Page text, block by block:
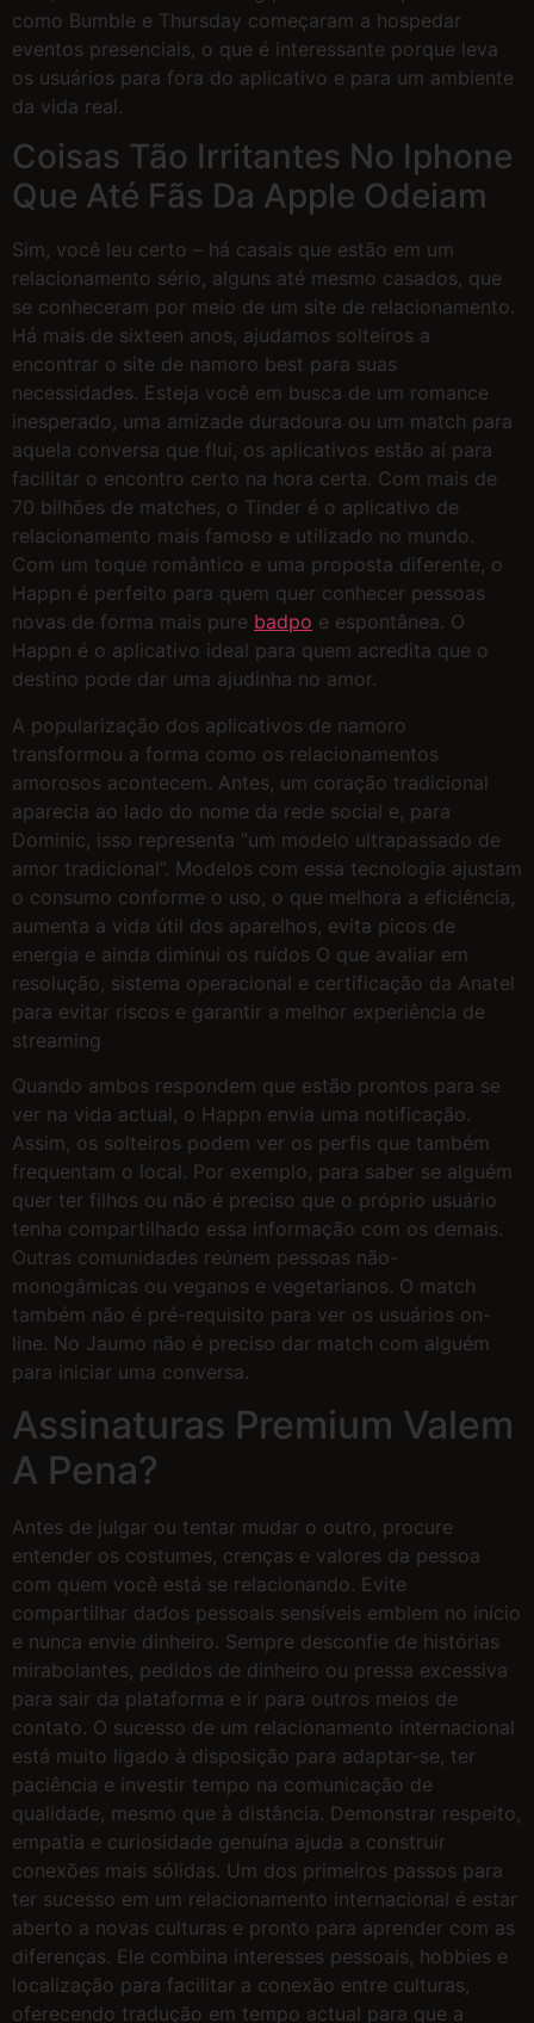
como Bumble e Thursday começaram a hospedar
eventos presenciais, o que é interessante porque leva
os usuários para fora do aplicativo e para um ambiente
da vida real.
Coisas Tão Irritantes No Iphone
Que Até Fãs Da Apple Odeiam
Sim, você leu certo – há casais que estão em um
relacionamento sério, alguns até mesmo casados, que
se conheceram por meio de um site de relacionamento.
Há mais de sixteen anos, ajudamos solteiros a
encontrar o site de namoro best para suas
necessidades. Esteja você em busca de um romance
inesperado, uma amizade duradoura ou um match para
aquela conversa que flui, os aplicativos estão aí para
facilitar o encontro certo na hora certa. Com mais de
70 bilhões de matches, o Tinder é o aplicativo de
relacionamento mais famoso e utilizado no mundo.
Com um toque romântico e uma proposta diferente, o
Happn é perfeito para quem quer conhecer pessoas
novas de forma mais pure badpo e espontânea. O
Happn é o aplicativo ideal para quem acredita que o
destino pode dar uma ajudinha no amor.
A popularização dos aplicativos de namoro
transformou a forma como os relacionamentos
amorosos acontecem. Antes, um coração tradicional
aparecia ao lado do nome da rede social e, para
Dominic, isso representa “um modelo ultrapassado de
amor tradicional”. Modelos com essa tecnologia ajustam
o consumo conforme o uso, o que melhora a eficiência,
aumenta a vida útil dos aparelhos, evita picos de
energia e ainda diminui os ruídos O que avaliar em
resolução, sistema operacional e certificação da Anatel
para evitar riscos e garantir a melhor experiência de
streaming
Quando ambos respondem que estão prontos para se
ver na vida actual, o Happn envia uma notificação.
Assim, os solteiros podem ver os perfis que também
frequentam o local. Por exemplo, para saber se alguém
quer ter filhos ou não é preciso que o próprio usuário
tenha compartilhado essa informação com os demais.
Outras comunidades reúnem pessoas não-
monogâmicas ou veganos e vegetarianos. O match
também não é pré-requisito para ver os usuários on-
line. No Jaumo não é preciso dar match com alguém
para iniciar uma conversa.
Assinaturas Premium Valem
A Pena?
Antes de julgar ou tentar mudar o outro, procure
entender os costumes, crenças e valores da pessoa
com quem você está se relacionando. Evite
compartilhar dados pessoais sensíveis emblem no início
e nunca envie dinheiro. Sempre desconfie de histórias
mirabolantes, pedidos de dinheiro ou pressa excessiva
para sair da plataforma e ir para outros meios de
contato. O sucesso de um relacionamento internacional
está muito ligado à disposição para adaptar-se, ter
paciência e investir tempo na comunicação de
qualidade, mesmo que à distância. Demonstrar respeito,
empatia e curiosidade genuína ajuda a construir
conexões mais sólidas. Um dos primeiros passos para
ter sucesso em um relacionamento internacional é estar
aberto a novas culturas e pronto para aprender com as
diferenças. Ele combina interesses pessoais, hobbies e
localização para facilitar a conexão entre culturas,
oferecendo tradução em tempo actual para que a